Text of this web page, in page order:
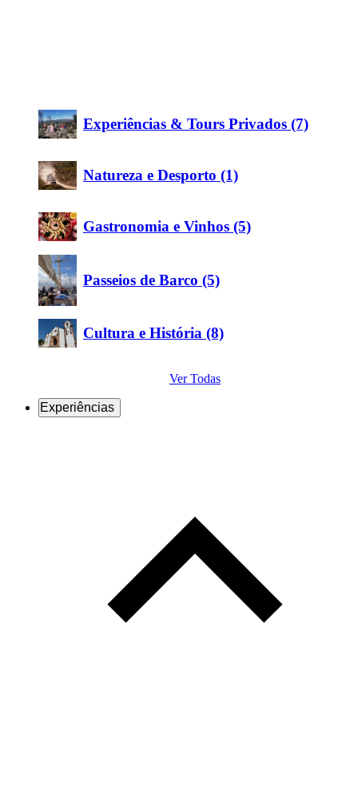
Experiências & Tours Privados (7)
Natureza e Desporto (1)
Gastronomia e Vinhos (5)
Passeios de Barco (5)
Cultura e História (8)
Ver Todas
Experiências